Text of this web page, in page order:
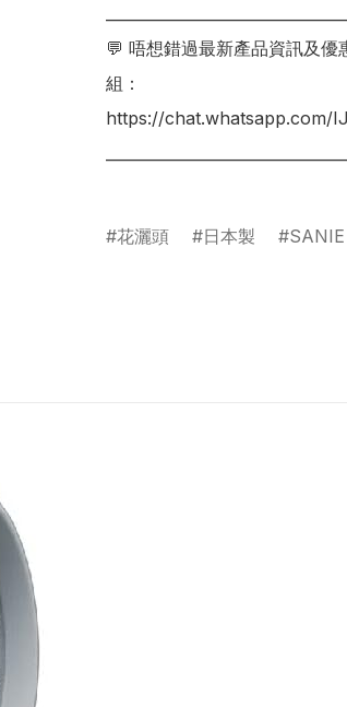
💬 唔想錯過最新產品資訊及
組：
https://chat.whatsapp.com/
花灑頭 日本製 SANIE